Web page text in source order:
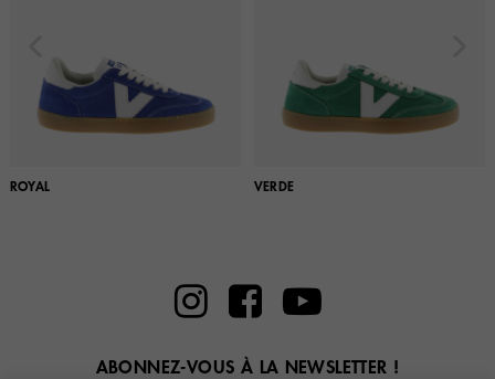
ROYAL VERDE
ABONNEZ-VOUS À LA NEWSLETTER !